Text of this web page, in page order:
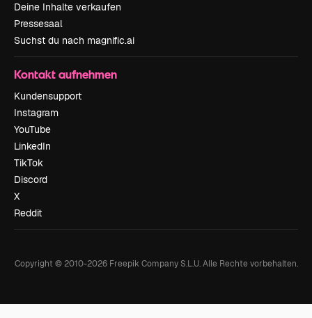
Deine Inhalte verkaufen
Pressesaal
Suchst du nach magnific.ai
Kontakt aufnehmen
Kundensupport
Instagram
YouTube
LinkedIn
TikTok
Discord
X
Reddit
Copyright © 2010-2026Freepik Company S.L.U. Alle Rechte vorbehalten.